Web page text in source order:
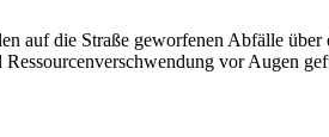
auf die Straße geworfenen Abfälle
vor Augen